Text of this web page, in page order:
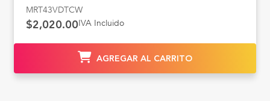
MRT43VDTCW
$2,020.00IVA Incluido
AGREGAR AL CARRITO